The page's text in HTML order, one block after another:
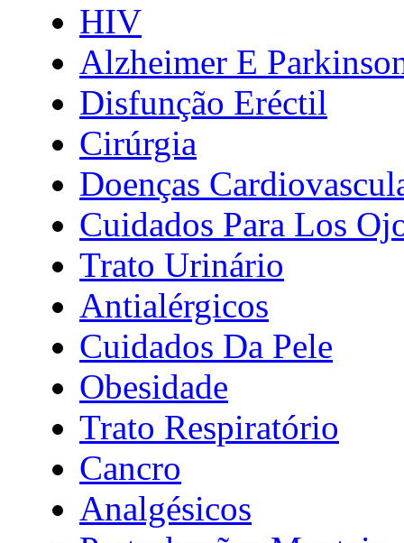
HIV
Alzheimer E
Disfunção Eréctil
Cirúrgia
Doenças
Cuidados Para Los
Trato Urinário
Antialérgicos
Cuidados Da Pele
Obesidade
Trato Respiratório
Cancro
Analgésicos